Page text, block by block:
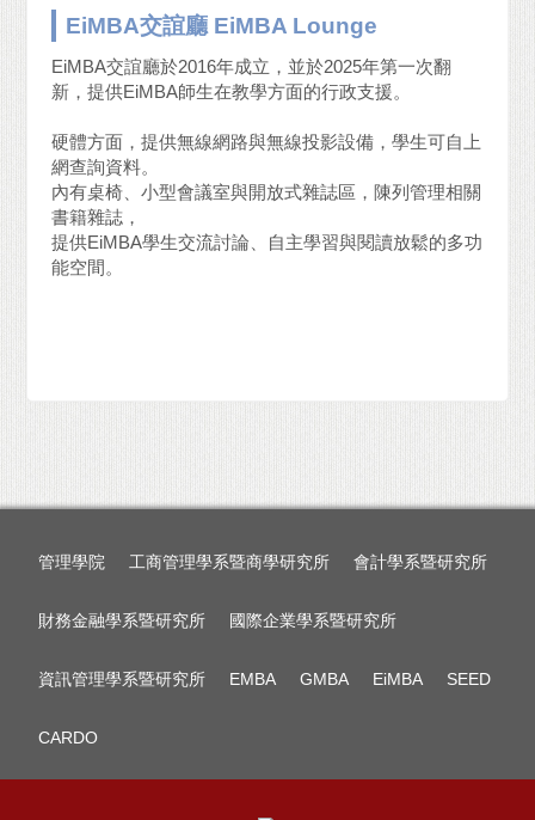
EiMBA交誼廳 EiMBA Lounge
EiMBA交誼廳於2016年成立，並於2025年第一次翻
新，提供EiMBA師生在教學方面的行政支援。
硬體方面，提供無線網路與無線投影設備，學生可自上
網查詢資料。
內有桌椅、小型會議室與開放式雜誌區，陳列管理相關
書籍雜誌，
提供EiMBA學生交流討論、自主學習與閱讀放鬆的多功
能空間。
管理學院 工商管理學系暨商學研究所 會計學系暨研究所
財務金融學系暨研究所 國際企業學系暨研究所
資訊管理學系暨研究所 EMBA GMBA EiMBA SEED
CARDO